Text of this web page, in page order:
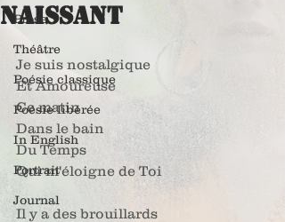
Prose
Théâtre
Poésie classique
Poésie libérée
In English
Portrait
Journal
naissant
Je suis nostalgique
Et Amoureuse
Ce matin
Dans le bain
Du Temps
Qui m'éloigne de Toi
Il y a des brouillards